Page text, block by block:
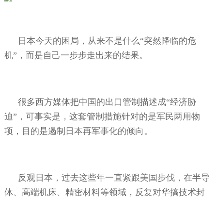
日本今天的困局，从来不是什么“突然降临的危
机”，而是自己一步步走出来的结果。
很多西方媒体把中国的出口管制描述成“经济胁
迫”，可事实是，这套管制措施针对的是军民两用物
项，目的是遏制日本再军事化的倾向。
反观日本，过去这些年一直紧跟美国步伐，在半导
体、高端机床、精密材料等领域，反复对华搞技术封